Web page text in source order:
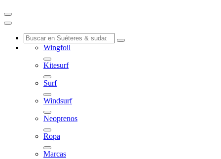
Wingfoil
Kitesurf
Surf
Windsurf
Neoprenos
Ropa
Marcas